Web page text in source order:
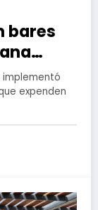
bares
implementó
expenden